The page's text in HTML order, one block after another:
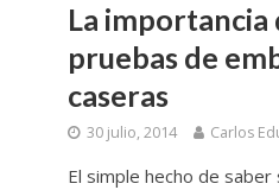
La importancia
pruebas de
caseras
30 julio, 2014 Carlos
El simple hecho de